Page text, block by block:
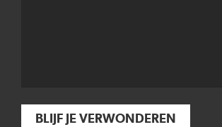
BLIJF JE VERWONDEREN